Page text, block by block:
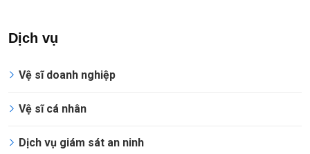
Dịch vụ
Vệ sĩ doanh nghiệp
Vệ sĩ cá nhân
Dịch vụ giám sát an ninh